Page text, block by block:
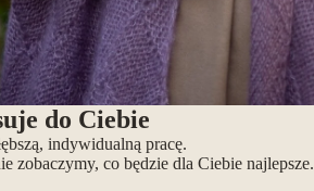
do Ciebie
indywidualną pracę.
zobaczymy, co będzie dla Ciebie najlepsze.